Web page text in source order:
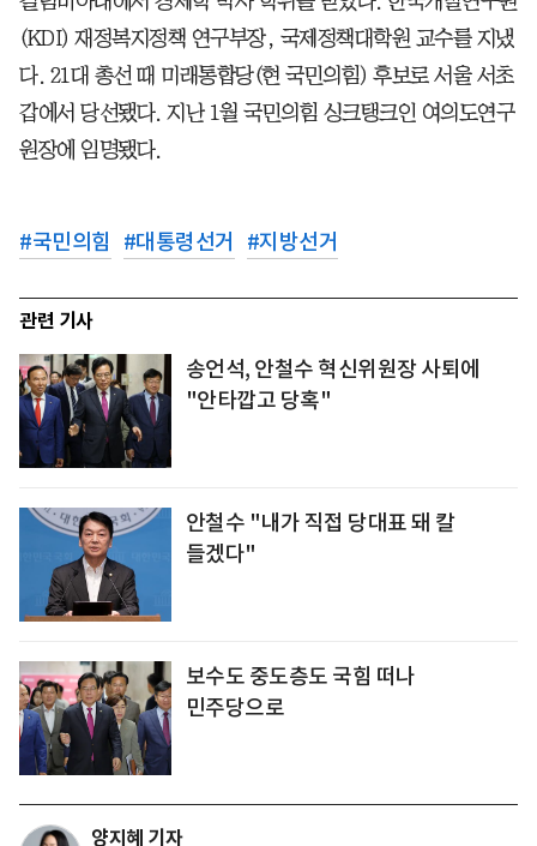
(KDI) 재정복지정책 연구부장, 국제정책대학원 교수를 지냈
다. 21대 총선 때 미래통합당(현 국민의힘) 후보로 서울 서초
갑에서 당선됐다. 지난 1월 국민의힘 싱크탱크인 여의도연구
원장에 임명됐다.
#국민의힘 #대통령선거 #지방선거
관련 기사
송언석, 안철수 혁신위원장 사퇴에
"안타깝고 당혹"
안철수 "내가 직접 당대표 돼 칼
들겠다"
보수도 중도층도 국힘 떠나
민주당으로
양지혜 기자